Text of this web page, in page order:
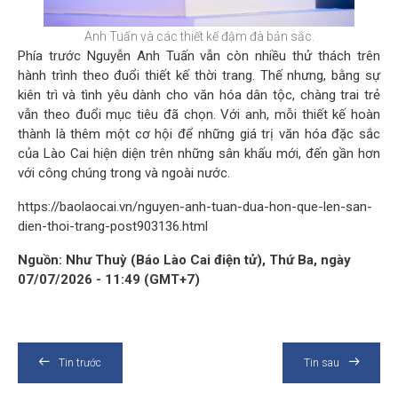
Anh Tuấn và các thiết kế đậm đà bản sắc.
Phía trước Nguyễn Anh Tuấn vẫn còn nhiều thử thách trên
hành trình theo đuổi thiết kế thời trang. Thế nhưng, bằng sự
kiên trì và tình yêu dành cho văn hóa dân tộc, chàng trai trẻ
vẫn theo đuổi mục tiêu đã chọn. Với anh, mỗi thiết kế hoàn
thành là thêm một cơ hội để những giá trị văn hóa đặc sắc
của Lào Cai hiện diện trên những sân khấu mới, đến gần hơn
với công chúng trong và ngoài nước.
https://baolaocai.vn/nguyen-anh-tuan-dua-hon-que-len-san-
dien-thoi-trang-post903136.html
Nguồn: Như Thuỳ (Báo Lào Cai điện tử), Thứ Ba, ngày
07/07/2026 - 11:49 (GMT+7)
Tin trước Tin sau